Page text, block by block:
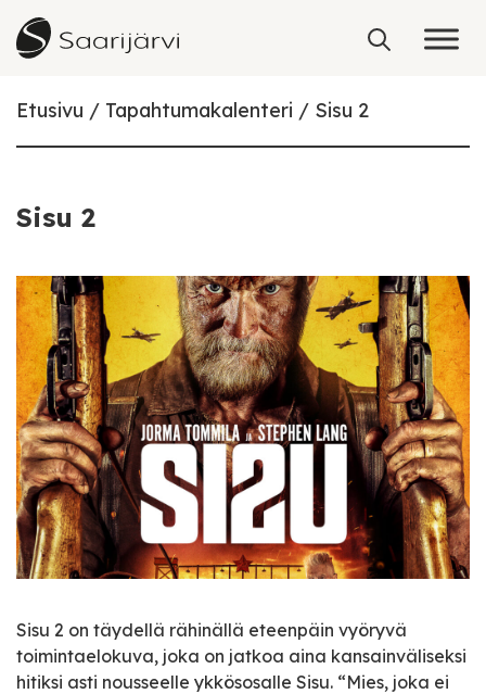
Skip to content
Etusivu Tapahtumakalenteri Sisu 2
Sisu 2
Sisu 2 on täydellä rähinällä eteenpäin vyöryvä
toimintaelokuva, joka on jatkoa aina kansainväliseksi
hitiksi asti nousseelle ykkösosalle Sisu. “Mies, joka ei